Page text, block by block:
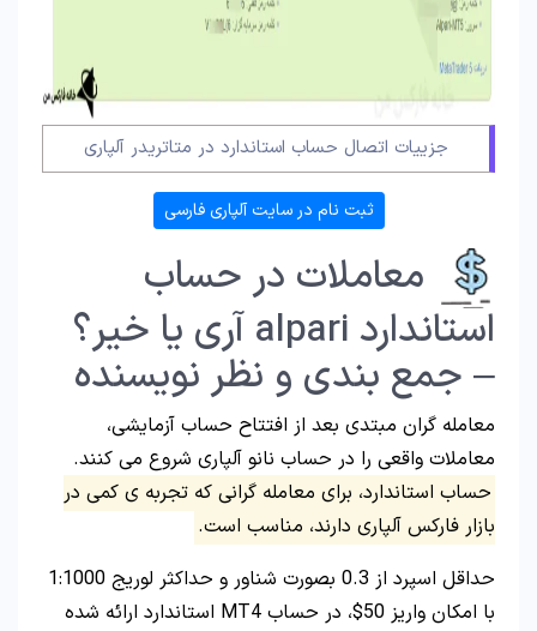
جزییات اتصال حساب استاندارد در متاتریدر آلپاری
ثبت نام در سایت آلپاری فارسی
معاملات در حساب
استاندارد alpari آری یا خیر؟
– جمع بندی و نظر نویسنده
معامله گران مبتدی بعد از افتتاح حساب آزمایشی،
معاملات واقعی را در حساب نانو آلپاری شروع می کنند.
حساب استاندارد، برای معامله گرانی که تجربه ی کمی در
بازار فارکس آلپاری دارند، مناسب است.
حداقل اسپرد از 0.3 بصورت شناور و حداکثر لوریج 1:1000
با امکان واریز 50$، در حساب MT4 استاندارد ارائه شده